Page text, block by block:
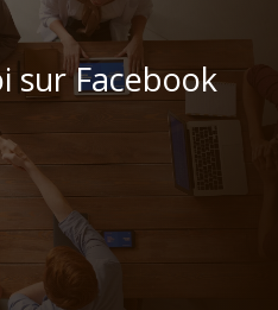
sur Facebook